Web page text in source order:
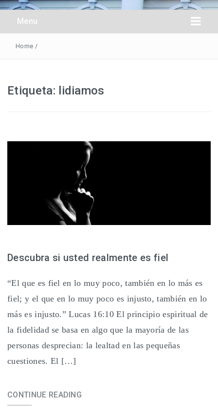
Obreros Universal
Menu
Home /
Etiqueta: lidiamos
Descubra si usted realmente es fiel
“El que es fiel en lo muy poco, también en lo más es
fiel; y el que en lo muy poco es injusto, también en lo
más es injusto.” Lucas 16:10 El principio espiritual de
la fidelidad se basa en algo que la mayoría de las
personas desprecian: la lealtad en las pequeñas
cuestiones. El […]
CONTINUE READING